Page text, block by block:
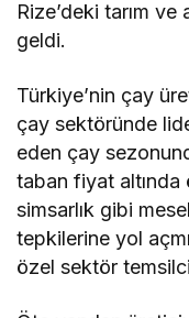
Rize’deki tarım ve
geldi.
Türkiye’nin çay
çay sektöründe
eden çay
taban fiyat altında
simsarlık gibi
tepkilerine yol
özel sektör